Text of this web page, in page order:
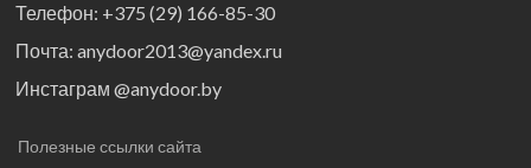
Телефон: +375 (29) 166-85-30
Почта: anydoor2013@yandex.ru
Инстаграм @anydoor.by
Полезные ссылки сайта